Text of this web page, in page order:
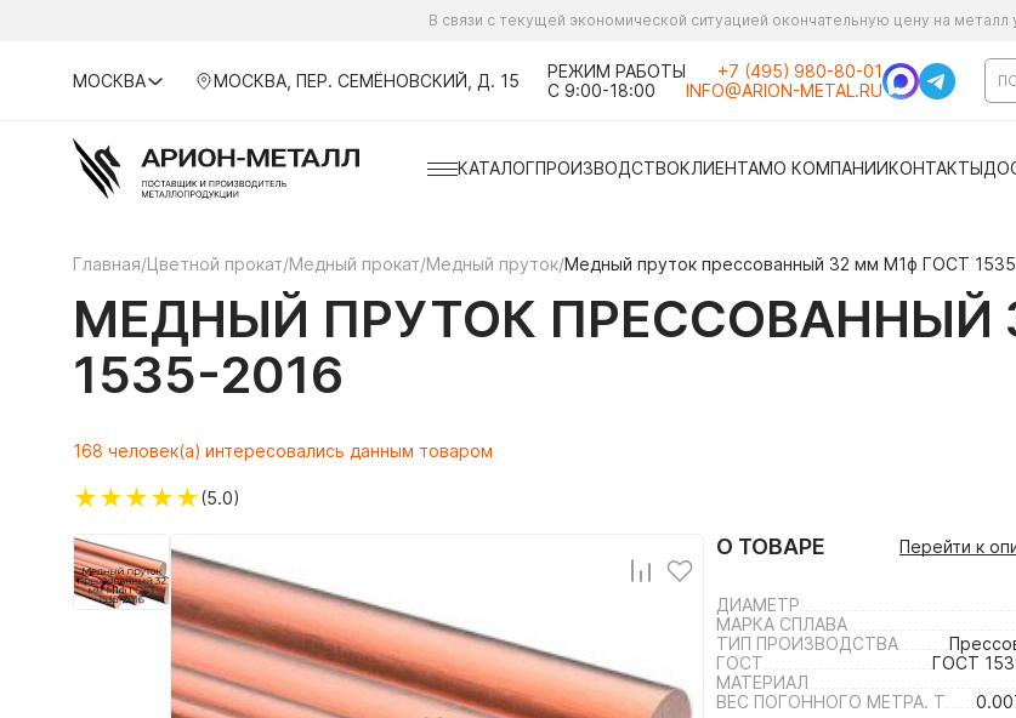
В связи с текущей экономической ситуацией окончательную цену на
МОСКВА МОСКВА, ПЕР. СЕМЁНОВСКИЙ, Д. 15
РЕЖИМ РАБОТЫ
С 9:00-18:00
+7 (495) 980-80-01
INFO@ARION-METAL.RU
КАТАЛОГПРОИЗВОДСТВОКЛИЕНТАМО КОМПАНИИКОНТАКТЫ
Главная/Цветной прокат/Медный прокат/Медный пруток/Медный пруток прессованный 32 мм М1ф ГОСТ
МЕДНЫЙ ПРУТОК ПРЕССОВАННЫЙ
1535-2016
168 человек(а) интересовались данным товаром
★★★★★(5.0)
О ТОВАРЕ Перейти к
ДИАМЕТР
МАРКА СПЛАВА
ТИП ПРОИЗВОДСТВА
ГОСТ
ГОСТ
МАТЕРИАЛ
ВЕС ПОГОННОГО МЕТРА. Т